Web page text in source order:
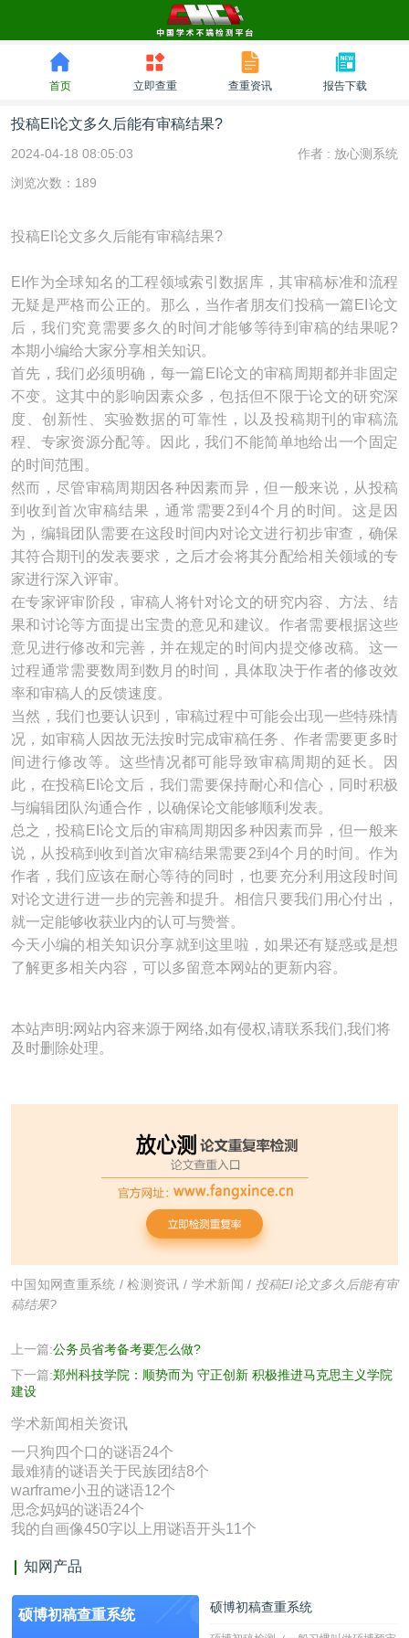
首页 立即查重 查重资讯 报告下载
投稿EI论文多久后能有审稿结果?
2024-04-18 08:05:03 作者 : 放心测系统
浏览次数：189
投稿EI论文多久后能有审稿结果?
EI作为全球知名的工程领域索引数据库，其审稿标准和流程
无疑是严格而公正的。那么，当作者朋友们投稿一篇EI论文
后，我们究竟需要多久的时间才能够等待到审稿的结果呢?
本期小编给大家分享相关知识。
首先，我们必须明确，每一篇EI论文的审稿周期都并非固定
不变。这其中的影响因素众多，包括但不限于论文的研究深
度、创新性、实验数据的可靠性，以及投稿期刊的审稿流
程、专家资源分配等。因此，我们不能简单地给出一个固定
的时间范围。
然而，尽管审稿周期因各种因素而异，但一般来说，从投稿
到收到首次审稿结果，通常需要2到4个月的时间。这是因
为，编辑团队需要在这段时间内对论文进行初步审查，确保
其符合期刊的发表要求，之后才会将其分配给相关领域的专
家进行深入评审。
在专家评审阶段，审稿人将针对论文的研究内容、方法、结
果和讨论等方面提出宝贵的意见和建议。作者需要根据这些
意见进行修改和完善，并在规定的时间内提交修改稿。这一
过程通常需要数周到数月的时间，具体取决于作者的修改效
率和审稿人的反馈速度。
当然，我们也要认识到，审稿过程中可能会出现一些特殊情
况，如审稿人因故无法按时完成审稿任务、作者需要更多时
间进行修改等。这些情况都可能导致审稿周期的延长。因
此，在投稿EI论文后，我们需要保持耐心和信心，同时积极
与编辑团队沟通合作，以确保论文能够顺利发表。
总之，投稿EI论文后的审稿周期因多种因素而异，但一般来
说，从投稿到收到首次审稿结果需要2到4个月的时间。作为
作者，我们应该在耐心等待的同时，也要充分利用这段时间
对论文进行进一步的完善和提升。相信只要我们用心付出，
就一定能够收获业内的认可与赞誉。
今天小编的相关知识分享就到这里啦，如果还有疑惑或是想
了解更多相关内容，可以多留意本网站的更新内容。
本站声明:网站内容来源于网络,如有侵权,请联系我们,我们将
及时删除处理。
中国知网查重系统 /检测资讯 / 学术新闻 / 投稿EI论文多久后能有审
稿结果?
上一篇:公务员省考备考要怎么做?
下一篇:郑州科技学院：顺势而为 守正创新 积极推进马克思主义学院
建设
学术新闻相关资讯
一只狗四个口的谜语24个
最难猜的谜语关于民族团结8个
warframe小丑的谜语12个
思念妈妈的谜语24个
我的自画像450字以上用谜语开头11个
知网产品
硕博初稿查重系统 硕博初稿查重系统